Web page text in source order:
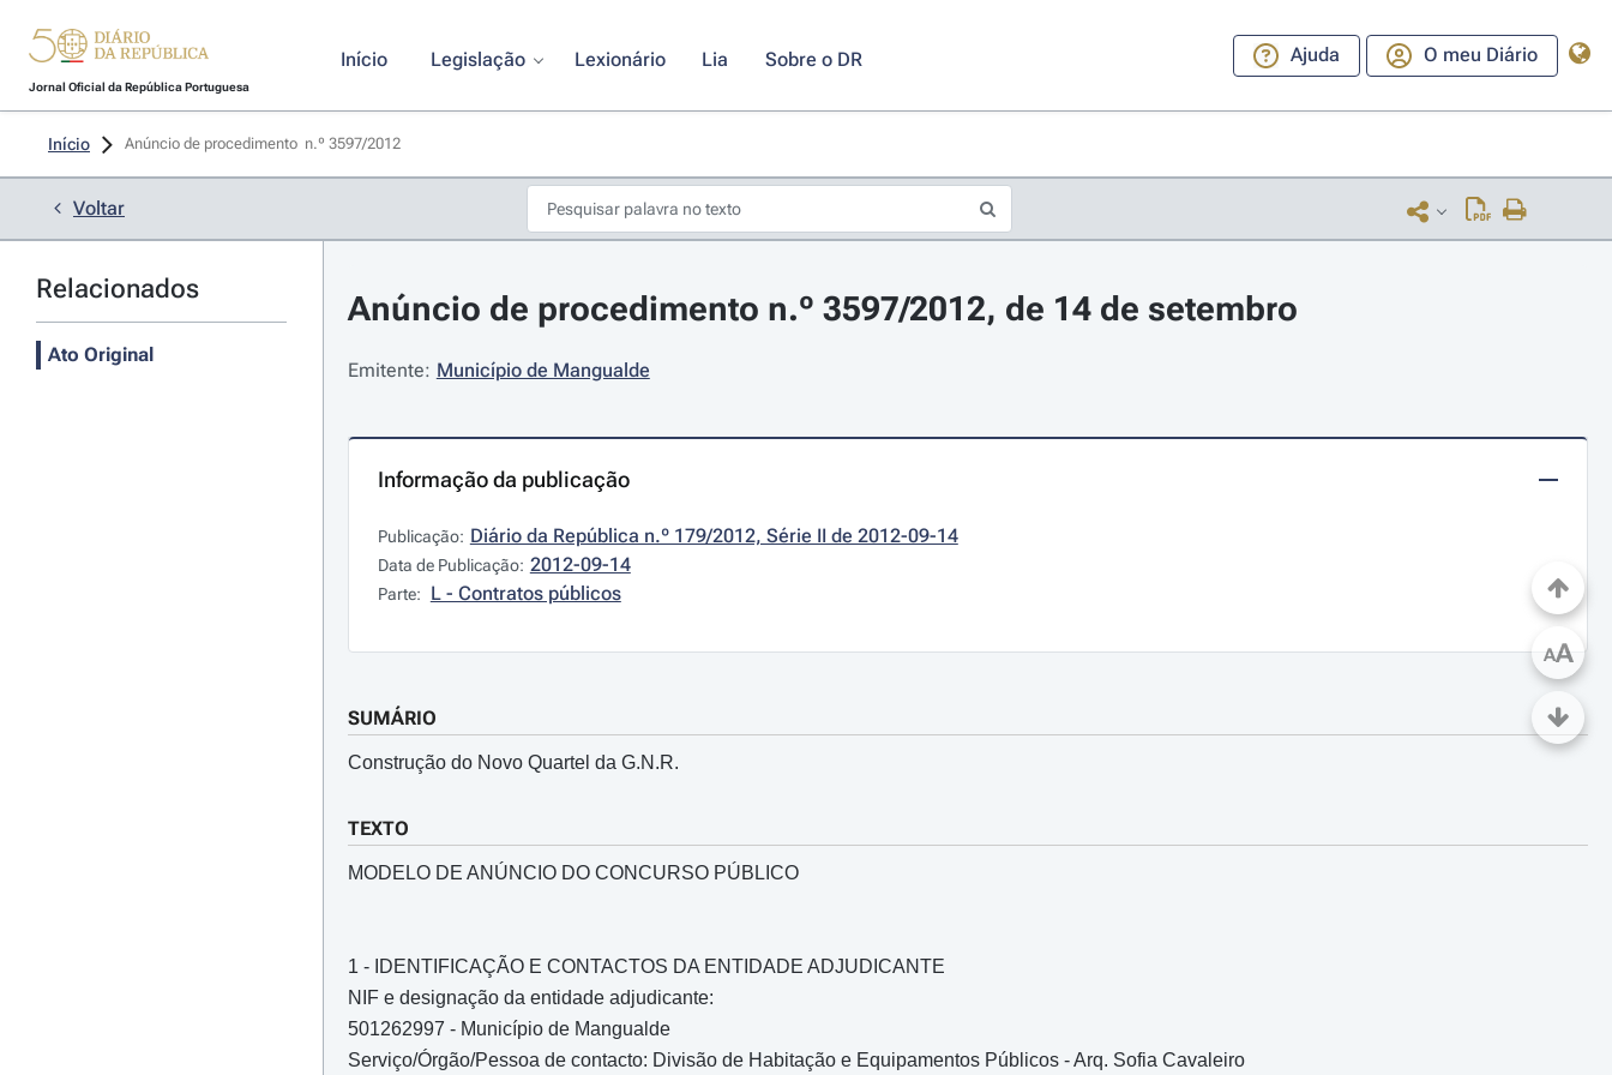
Jornal Oficial da República Portuguesa
Início Legislação Lexionário Lia Sobre o DR Ajuda O meu Diário
Início Anúncio de procedimento  n.º 3597/2012
Voltar
Relacionados
Ato Original
Anúncio de procedimento n.º 3597/2012, de 14 de setembro
Emitente: Município de Mangualde
Informação da publicação
Publicação: Diário da República n.º 179/2012, Série II de 2012-09-14
Data de Publicação: 2012-09-14
Parte: L - Contratos públicos
SUMÁRIO
Construção do Novo Quartel da G.N.R.
TEXTO
MODELO DE ANÚNCIO DO CONCURSO PÚBLICO
1 - IDENTIFICAÇÃO E CONTACTOS DA ENTIDADE ADJUDICANTE
NIF e designação da entidade adjudicante:
501262997 - Município de Mangualde
Serviço/Órgão/Pessoa de contacto: Divisão de Habitação e Equipamentos Públicos - Arq. Sofia Cavaleiro
AA